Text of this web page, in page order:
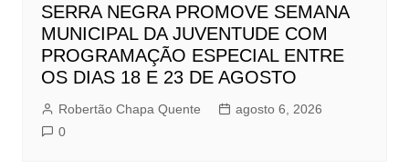
SERRA NEGRA PROMOVE SEMANA
MUNICIPAL DA JUVENTUDE COM
PROGRAMAÇÃO ESPECIAL ENTRE
OS DIAS 18 E 23 DE AGOSTO
Robertão Chapa Quente
agosto 6, 2026
0